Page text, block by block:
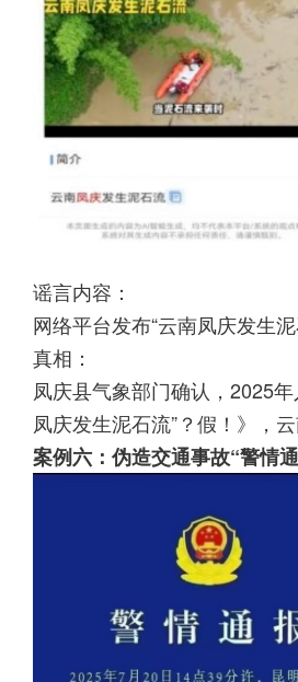
谣言内容：
网络平台发布“云南凤庆发生
真相：
凤庆县气象部门确认，2025
凤庆发生泥石流”？假！》，
案例六：伪造交通事故“警情